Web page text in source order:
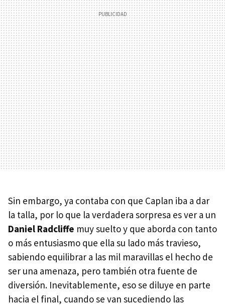
Sin embargo, ya contaba con que Caplan iba a dar
la talla, por lo que la verdadera sorpresa es ver a un
Daniel Radcliffe muy suelto y que aborda con tanto
o más entusiasmo que ella su lado más travieso,
sabiendo equilibrar a las mil maravillas el hecho de
ser una amenaza, pero también otra fuente de
diversión. Inevitablemente, eso se diluye en parte
hacia el final, cuando se van sucediendo las